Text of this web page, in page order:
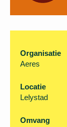
Aeres
Lelystad